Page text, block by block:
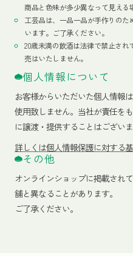
商品と色味が多少異なって見える
工芸品は、一品一品が手作りの
います。ご了承ください。
20歳未満の飲酒は法律で禁止され
売はいたしません。
個人情報について
お客様からいただいた個人情報
使用致しません。当社が責任を
に譲渡・提供することはございま
詳しくは個人情報保護に対する
その他
オンラインショップに掲載され
舗と異なることがあります。
ご了承ください。